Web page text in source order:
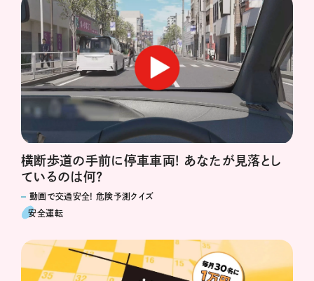
横断歩道の手前に停車車両! あなたが見落とし
ているのは何?
動画で交通安全! 危険予測クイズ
安全運転